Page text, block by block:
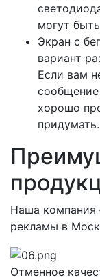
могут
Экран с
вариант
Если вам
сообщение
хорошо
придумать.
Наша компания
рекламы в
Отменное